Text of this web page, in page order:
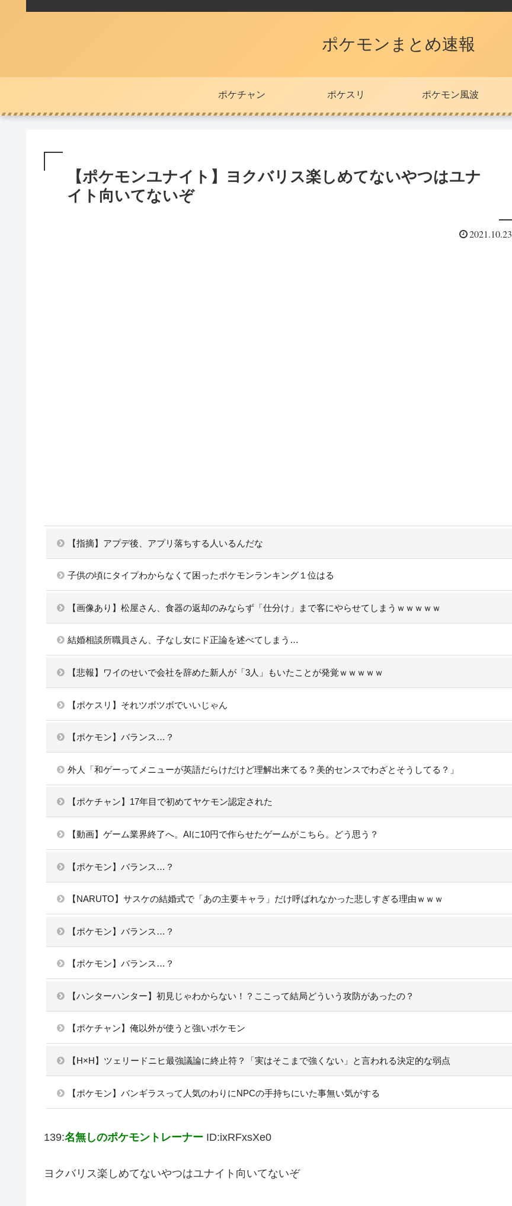
ポケモンまとめ速報
ポケチャン ポケスリ ポケモン風波
【ポケモンユナイト】ヨクバリス楽しめてないやつはユナ
イト向いてないぞ
2021.10.23
【指摘】アプデ後、アプリ落ちする人いるんだな
子供の頃にタイプわからなくて困ったポケモンランキング１位はる
【画像あり】松屋さん、食器の返却のみならず「仕分け」まで客にやらせてしまうｗｗｗｗｗ
結婚相談所職員さん、子なし女にド正論を述べてしまう…
【悲報】ワイのせいで会社を辞めた新人が「3人」もいたことが発覚ｗｗｗｗｗ
【ポケスリ】それツボツボでいいじゃん
【ポケモン】バランス…？
外人「和ゲーってメニューが英語だらけだけど理解出来てる？美的センスでわざとそうしてる？」
【ポケチャン】17年目で初めてヤケモン認定された
【動画】ゲーム業界終了へ。AIに10円で作らせたゲームがこちら。どう思う？
【ポケモン】バランス…？
【NARUTO】サスケの結婚式で「あの主要キャラ」だけ呼ばれなかった悲しすぎる理由ｗｗｗ
【ポケモン】バランス…？
【ポケモン】バランス…？
【ハンターハンター】初見じゃわからない！？ここって結局どういう攻防があったの？
【ポケチャン】俺以外が使うと強いポケモン
【H×H】ツェリードニヒ最強議論に終止符？「実はそこまで強くない」と言われる決定的な弱点
【ポケモン】バンギラスって人気のわりにNPCの手持ちにいた事無い気がする
139:名無しのポケモントレーナー ID:ixRFxsXe0
ヨクバリス楽しめてないやつはユナイト向いてないぞ